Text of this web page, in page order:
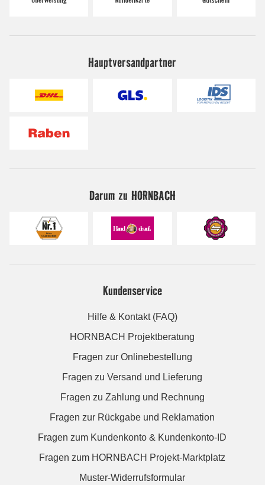
Hauptversandpartner
Darum zu HORNBACH
Kundenservice
Hilfe & Kontakt (FAQ)
HORNBACH Projektberatung
Fragen zur Onlinebestellung
Fragen zu Versand und Lieferung
Fragen zu Zahlung und Rechnung
Fragen zur Rückgabe und Reklamation
Fragen zum Kundenkonto & Kundenkonto-ID
Fragen zum HORNBACH Projekt-Marktplatz
Muster-Widerrufsformular